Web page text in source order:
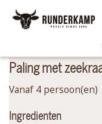
Paling met
Vanaf 4 persoon(en)
Ingredienten